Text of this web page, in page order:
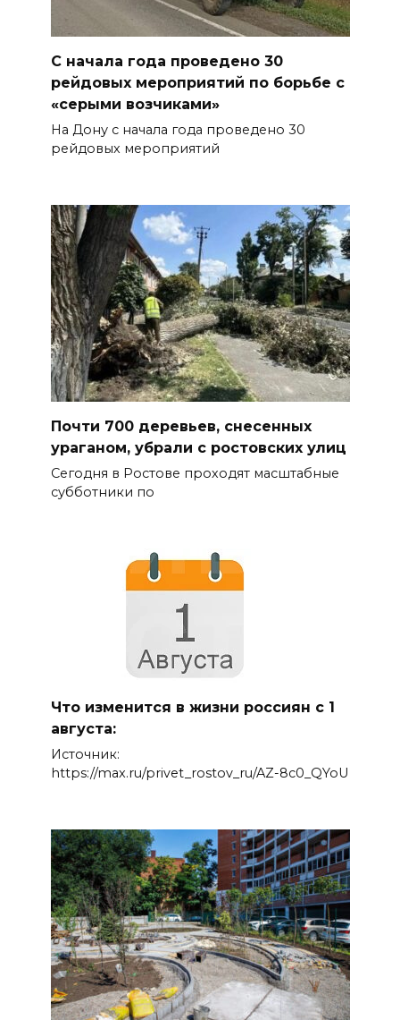
С начала года проведено 30
рейдовых мероприятий по борьбе с
«серыми возчиками»
На Дону с начала года проведено 30
рейдовых мероприятий
Почти 700 деревьев, снесенных
ураганом, убрали с ростовских улиц
Сегодня в Ростове проходят масштабные
субботники по
Что изменится в жизни россиян с 1
августа:
Источник:
https://max.ru/privet_rostov_ru/AZ-8c0_QYoU